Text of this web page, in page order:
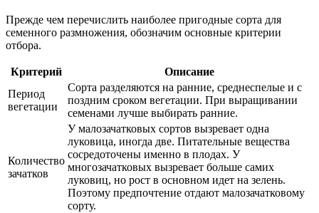
Прежде чем перечислить наиболее пригодные сорта для
семенного размножения, обозначим основные критерии
отбора.
Критерий
Описание
Период
вегетации
Сорта разделяются на ранние, среднеспелые и с
поздним сроком вегетации. При выращивании
семенами лучше выбирать ранние.
Количество
зачатков
У малозачатковых сортов вызревает одна
луковица, иногда две. Питательные вещества
сосредоточены именно в плодах. У
многозачатковых вызревает больше самих
луковиц, но рост в основном идет на зелень.
Поэтому предпочтение отдают малозачатковому
сорту.